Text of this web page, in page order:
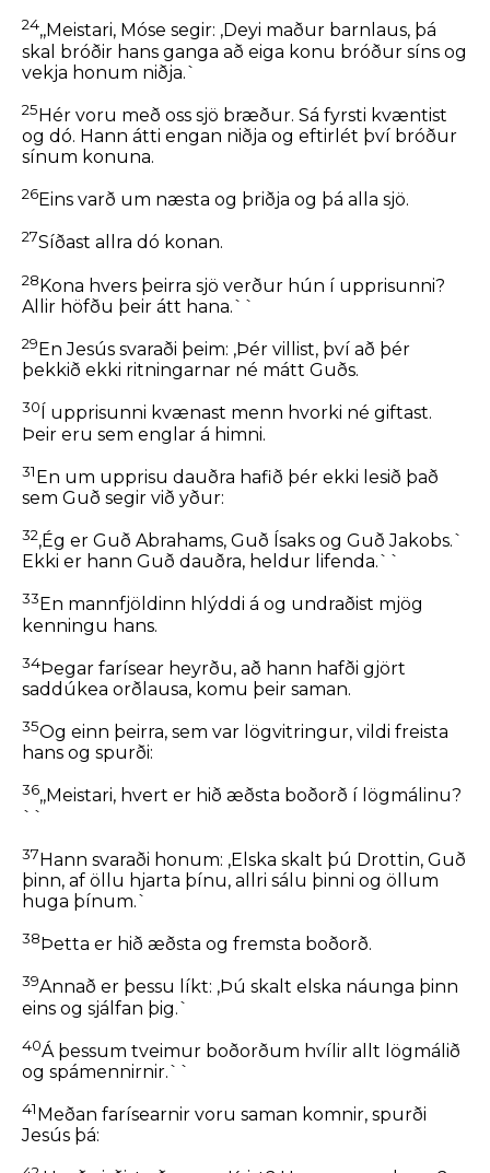
24,,Meistari, Móse segir: ,Deyi maður barnlaus, þá
skal bróðir hans ganga að eiga konu bróður síns og
vekja honum niðja.`
25Hér voru með oss sjö bræður. Sá fyrsti kvæntist
og dó. Hann átti engan niðja og eftirlét því bróður
sínum konuna.
26Eins varð um næsta og þriðja og þá alla sjö.
27Síðast allra dó konan.
28Kona hvers þeirra sjö verður hún í upprisunni?
Allir höfðu þeir átt hana.``
29 En Jesús svaraði þeim: ,Þér villist, því að þér
þekkið ekki ritningarnar né mátt Guðs.
30
Í upprisunni kvænast menn hvorki né giftast.
Þeir eru sem englar á himni.
31En um upprisu dauðra hafið þér ekki lesið það
sem Guð segir við yður:
32,Ég er Guð Abrahams, Guð Ísaks og Guð Jakobs.`
Ekki er hann Guð dauðra, heldur lifenda.``
33 En mannfjöldinn hlýddi á og undraðist mjög
kenningu hans.
34Þegar farísear heyrðu, að hann hafði gjört
saddúkea orðlausa, komu þeir saman.
35Og einn þeirra, sem var lögvitringur, vildi freista
hans og spurði:
36,,Meistari, hvert er hið æðsta boðorð í lögmálinu?
``
37Hann svaraði honum: ,Elska skalt þú Drottin, Guð
þinn, af öllu hjarta þínu, allri sálu þinni og öllum
huga þínum.`
38 Þetta er hið æðsta og fremsta boðorð.
39Annað er þessu líkt: ,Þú skalt elska náunga þinn
eins og sjálfan þig.`
40Á þessum tveimur boðorðum hvílir allt lögmálið
og spámennirnir.``
41 Meðan farísearnir voru saman komnir, spurði
Jesús þá: